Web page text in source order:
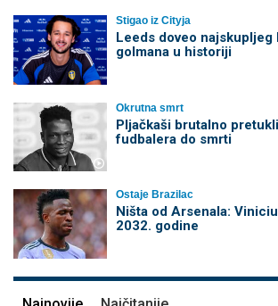
Stigao iz Cityja
Leeds doveo najskupljeg
golmana u historiji
Okrutna smrt
Pljačkaši brutalno
fudbalera do smrti
Ostaje Brazilac
Ništa od Arsenala:
2032. godine